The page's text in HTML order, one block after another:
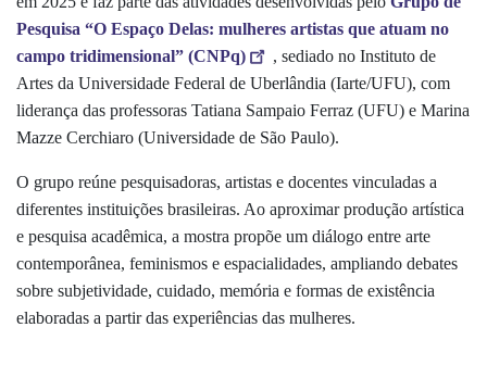
Pesquisa “O Espaço Delas: mulheres artistas que atuam no
campo tridimensional” (CNPq)
, sediado no Instituto de
Artes da Universidade Federal de Uberlândia (Iarte/UFU), com
liderança das professoras Tatiana Sampaio Ferraz (UFU) e Marina
Mazze Cerchiaro (Universidade de São Paulo).
O grupo reúne pesquisadoras, artistas e docentes vinculadas a
diferentes instituições brasileiras. Ao aproximar produção artística
e pesquisa acadêmica, a mostra propõe um diálogo entre arte
contemporânea, feminismos e espacialidades, ampliando debates
sobre subjetividade, cuidado, memória e formas de existência
elaboradas a partir das experiências das mulheres.